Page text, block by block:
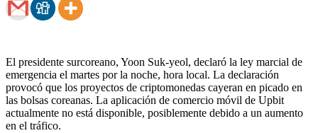
El presidente surcoreano, Yoon Suk-yeol, declaró la ley marcial de
emergencia el martes por la noche, hora local. La declaración
provocó que los proyectos de criptomonedas cayeran en picado en
las bolsas coreanas. La aplicación de comercio móvil de Upbit
actualmente no está disponible, posiblemente debido a un aumento
en el tráfico.